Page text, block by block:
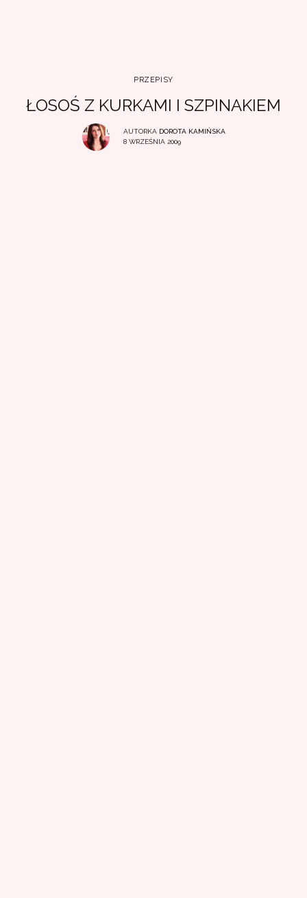
PRZEPISY
ŁOSOŚ Z KURKAMI I SZPINAKIEM
AUTORKA DOROTA KAMIŃSKA
8 WRZEŚNIA 2009